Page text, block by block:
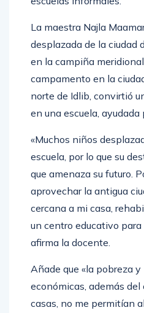
La maestra Najla
desplazada de la ciudad
en la campiña
campamento en la
norte de Idlib, convirtió
en una escuela,
«Muchos niños
escuela, por lo que su
que amenaza su futuro.
aprovechar la antigua
cercana a mi casa,
un centro educativo
afirma la docente.
Añade que «la pobreza
económicas, además
casas, no me permitían